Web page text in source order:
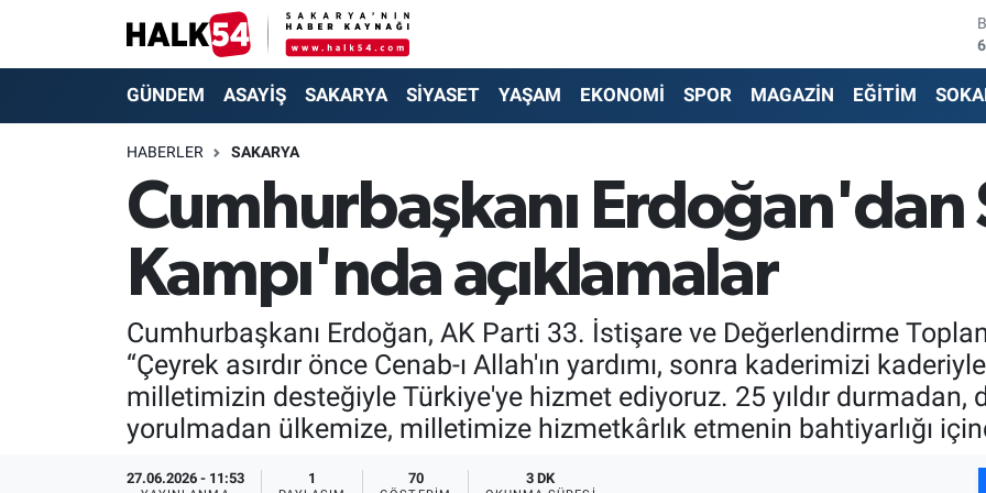
GÜNDEM ASAYİŞ SAKARYA SİYASET YAŞAM EKONOMİ SPOR MAGAZİN EĞİTİM
HABERLER SAKARYA
Cumhurbaşkanı Erdoğan'dan
Kampı'nda açıklamalar
Cumhurbaşkanı Erdoğan, AK Parti 33. İstişare ve Değerlendirme
“Çeyrek asırdır önce Cenab-ı Allah'ın yardımı, sonra kaderimizi
milletimizin desteğiyle Türkiye'ye hizmet ediyoruz. 25 yıldır durmadan,
yorulmadan ülkemize, milletimize hizmetkârlık etmenin bahtiyarlığı
27.06.2026 - 11:53 1 70 3 DK
GÜNDEM
SAKARYA
EKONOMİ
SOKAK RÖPORTAJLARI
Adapazarı Nöbetçi Eczaneler
Adapazarı Trafik Yoğunluk Haritası
Süper Lig Puan Durumu ve Fikstür
Son Dakika Haberleri
Haber Arşivi